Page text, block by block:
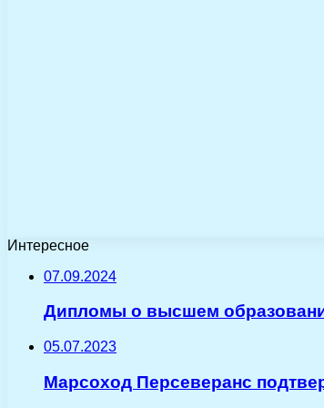
Интересное
07.09.2024
Дипломы о высшем
05.07.2023
Марсоход Персеверанс